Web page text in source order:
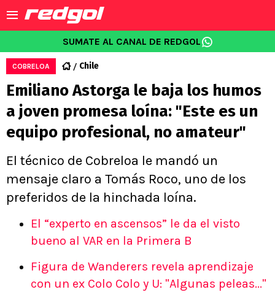
SUMATE AL CANAL DE REDGOL
COBRELOA Chile
Emiliano Astorga le baja los humos
a joven promesa loína: "Este es un
equipo profesional, no amateur"
El técnico de Cobreloa le mandó un
mensaje claro a Tomás Roco, uno de los
preferidos de la hinchada loína.
El “experto en ascensos” le da el visto
bueno al VAR en la Primera B
Figura de Wanderers revela aprendizaje
con un ex Colo Colo y U: "Algunas peleas..."